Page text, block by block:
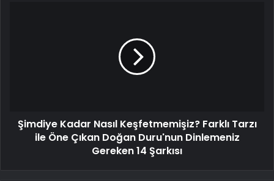
Şimdiye Kadar Nasıl Keşfetmemişiz? Farklı Tarzı
ile Öne Çıkan Doğan Duru'nun Dinlemeniz
Gereken 14 Şarkısı